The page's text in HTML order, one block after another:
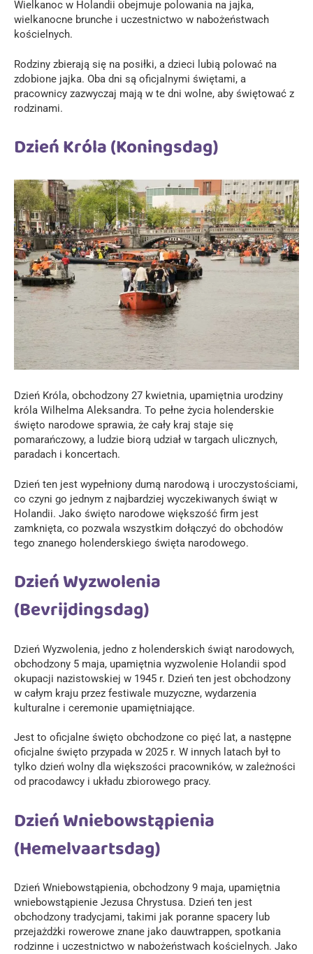
Wielkanoc w Holandii obejmuje polowania na jajka,
wielkanocne brunche i uczestnictwo w nabożeństwach
kościelnych.
Rodziny zbierają się na posiłki, a dzieci lubią polować na
zdobione jajka. Oba dni są oficjalnymi świętami, a
pracownicy zazwyczaj mają w te dni wolne, aby świętować z
rodzinami.
Dzień Króla (Koningsdag)
Dzień Króla, obchodzony 27 kwietnia, upamiętnia urodziny
króla Wilhelma Aleksandra. To pełne życia holenderskie
święto narodowe sprawia, że ​​cały kraj staje się
pomarańczowy, a ludzie biorą udział w targach ulicznych,
paradach i koncertach.
Dzień ten jest wypełniony dumą narodową i uroczystościami,
co czyni go jednym z najbardziej wyczekiwanych świąt w
Holandii. Jako święto narodowe większość firm jest
zamknięta, co pozwala wszystkim dołączyć do obchodów
tego znanego holenderskiego święta narodowego.
Dzień Wyzwolenia
(Bevrijdingsdag)
Dzień Wyzwolenia, jedno z holenderskich świąt narodowych,
obchodzony 5 maja, upamiętnia wyzwolenie Holandii spod
okupacji nazistowskiej w 1945 r. Dzień ten jest obchodzony
w całym kraju przez festiwale muzyczne, wydarzenia
kulturalne i ceremonie upamiętniające.
Jest to oficjalne święto obchodzone co pięć lat, a następne
oficjalne święto przypada w 2025 r. W innych latach był to
tylko dzień wolny dla większości pracowników, w zależności
od pracodawcy i układu zbiorowego pracy.
Dzień Wniebowstąpienia
(Hemelvaartsdag)
Dzień Wniebowstąpienia, obchodzony 9 maja, upamiętnia
wniebowstąpienie Jezusa Chrystusa. Dzień ten jest
obchodzony tradycjami, takimi jak poranne spacery lub
przejażdżki rowerowe znane jako dauwtrappen, spotkania
rodzinne i uczestnictwo w nabożeństwach kościelnych. Jako